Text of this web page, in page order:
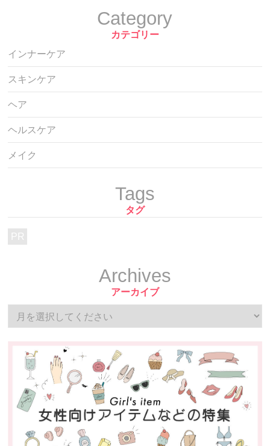
Category
カテゴリー
インナーケア
スキンケア
ヘア
ヘルスケア
メイク
Tags
タグ
PR
Archives
アーカイブ